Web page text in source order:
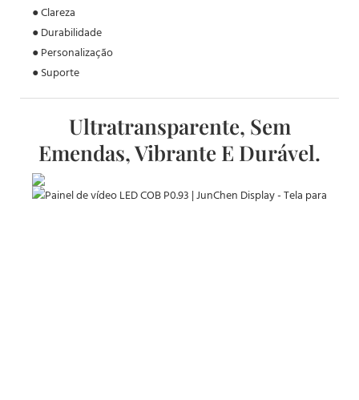
● Clareza
● Durabilidade
● Personalização
● Suporte
Ultratransparente, Sem
Emendas, Vibrante E Durável.